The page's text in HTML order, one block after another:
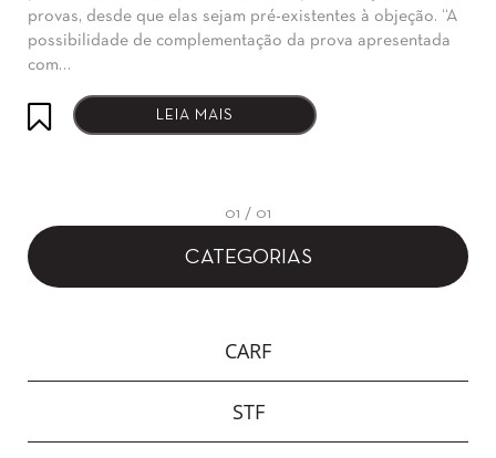
provas, desde que elas sejam pré-existentes à objeção. “A
possibilidade de complementação da prova apresentada
com…
LEIA MAIS
01 / 01
CATEGORIAS
CARF
STF